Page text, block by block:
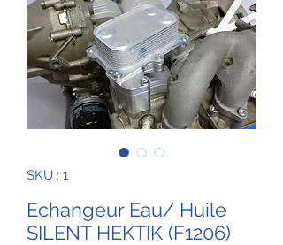
SKU : 1
Echangeur Eau/ Huile
SILENT HEKTIK (F1206)